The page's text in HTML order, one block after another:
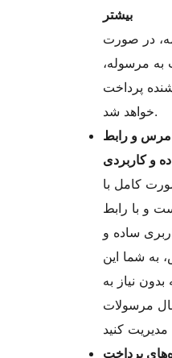
بیشتر
در صورت
به مرسوله،
پرداخت
خواهد شد.
و رابط
و کاربردی
کامل با
و با رابط
ساده و
به شما این
نیاز به
مرسولات
پرداخت